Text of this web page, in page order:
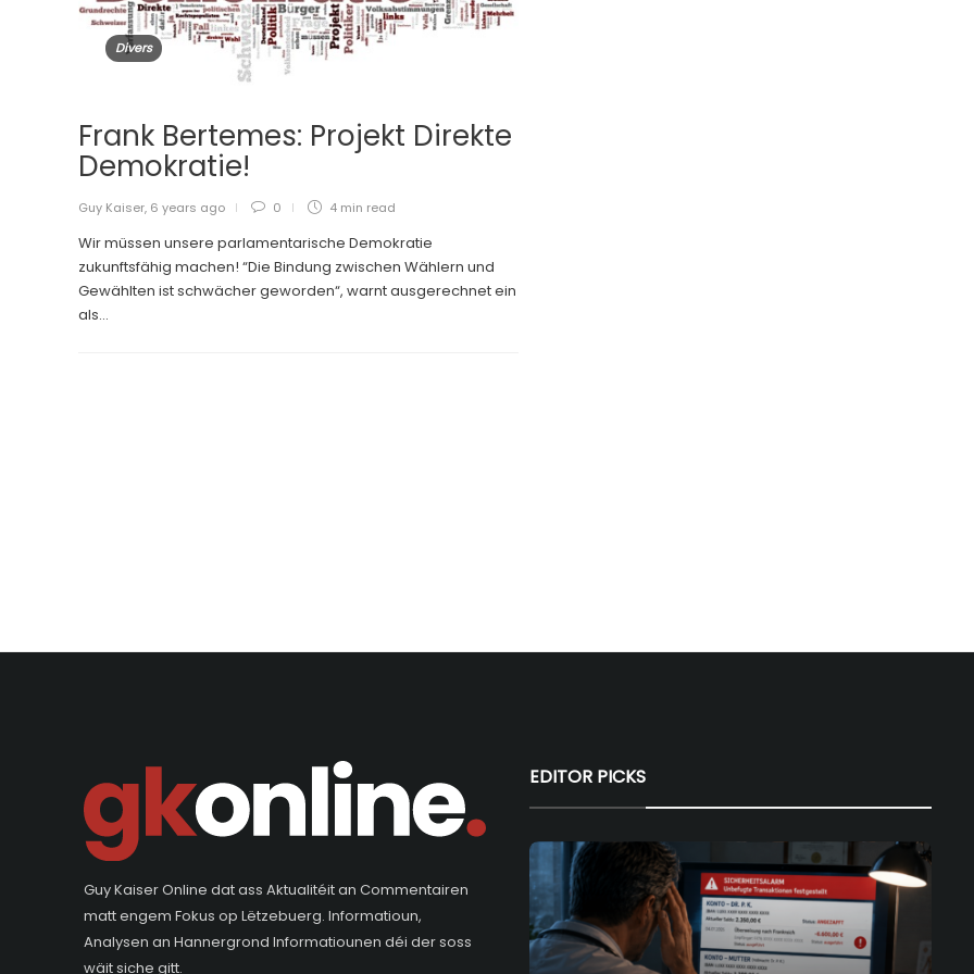
Divers
Frank Bertemes: Projekt Direkte
Demokratie!
Guy Kaiser, 6 years ago 0 4 min read
Wir müssen unsere parlamentarische Demokratie
zukunftsfähig machen! “Die Bindung zwischen Wählern und
Gewählten ist schwächer geworden“, warnt ausgerechnet ein
als...
Guy Kaiser Online dat ass Aktualitéit an Commentairen
matt engem Fokus op Lëtzebuerg. Informatioun,
Analysen an Hannergrond Informatiounen déi der soss
wäit siche gitt.
EDITOR PICKS